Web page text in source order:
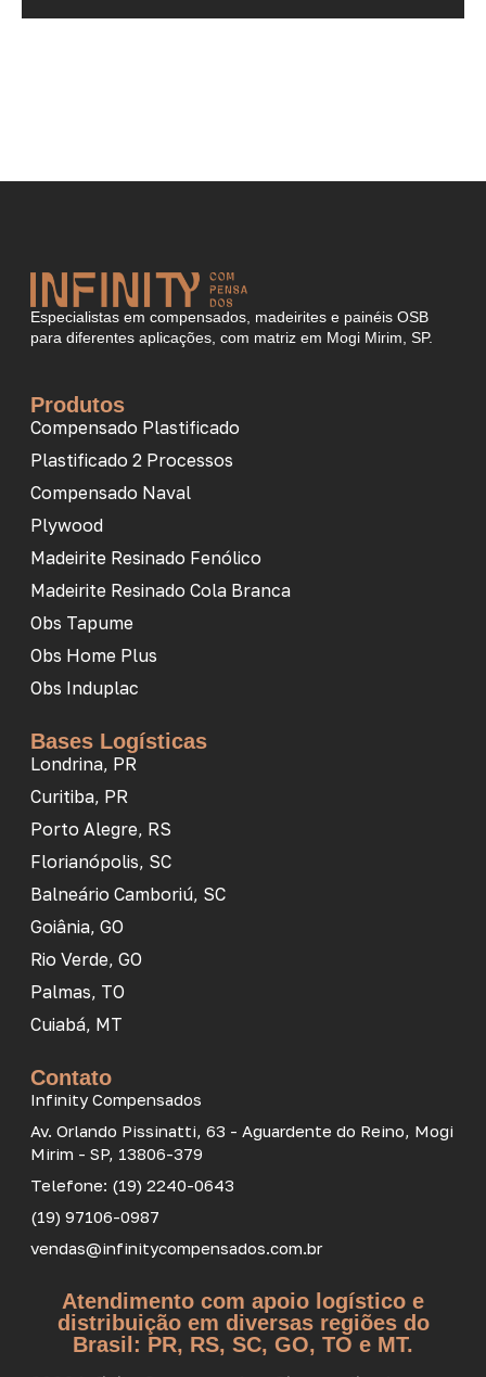
Especialistas em compensados, madeirites e painéis OSB
para diferentes aplicações, com matriz em Mogi Mirim, SP.
Produtos
Compensado Plastificado
Plastificado 2 Processos
Compensado Naval
Plywood
Madeirite Resinado Fenólico
Madeirite Resinado Cola Branca
Obs Tapume
Obs Home Plus
Obs Induplac
Bases Logísticas
Londrina, PR
Curitiba, PR
Porto Alegre, RS
Florianópolis, SC
Balneário Camboriú, SC
Goiânia, GO
Rio Verde, GO
Palmas, TO
Cuiabá, MT
Contato
Infinity Compensados
Av. Orlando Pissinatti, 63 - Aguardente do Reino, Mogi
Mirim - SP, 13806-379
Telefone: (19) 2240-0643
(19) 97106-0987
vendas@infinitycompensados.com.br
Atendimento com apoio logístico e
distribuição em diversas regiões do
Brasil: PR, RS, SC, GO, TO e MT.